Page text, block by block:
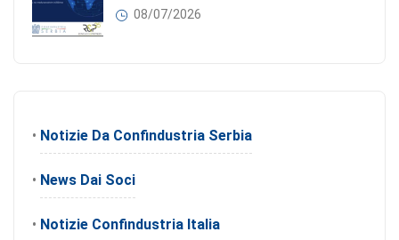
08/07/2026
• Notizie Da Confindustria Serbia
• News Dai Soci
• Notizie Confindustria Italia